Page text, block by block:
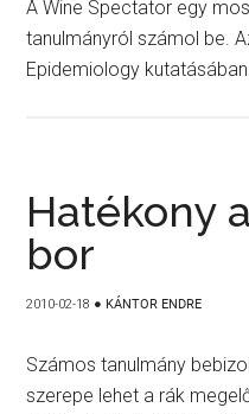
A Wine Spectator egy
tanulmányról számol be.
Epidemiology
Hatékony
bor
2010-02-18 ● KÁNTOR ENDRE
Számos tanulmány
szerepe lehet a rák